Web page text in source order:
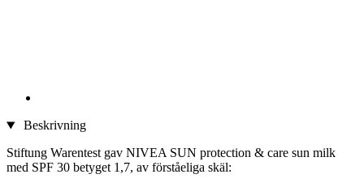
Beskrivning
Stiftung Warentest gav NIVEA SUN protection & care sun milk
med SPF 30 betyget 1,7, av förståeliga skäl: